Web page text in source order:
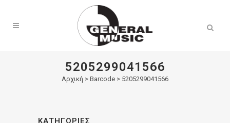
5205299041566
Αρχική > Barcode > 5205299041566
ΚΑΤΗΓΟΡΊΕΣ